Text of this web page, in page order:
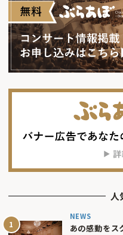
人
NEWS
あの感動をス